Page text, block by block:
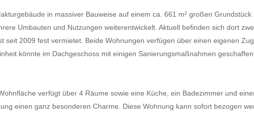
in massiver Bauweise auf einem ca. 661 m² großen Grundstück
Umbauten und Nutzungen weiterentwickelt. Aktuell befinden sich dort
2009 fest vermietet. Beide Wohnungen verfügen über einen eigenen
könnte im Dachgeschoss mit einigen Sanierungsmaßnahmen geschaffen
verfügt über 4 Räume sowie eine Küche, ein Badezimmer und
einen ganz besonderen Charme. Diese Wohnung kann sofort bezogen